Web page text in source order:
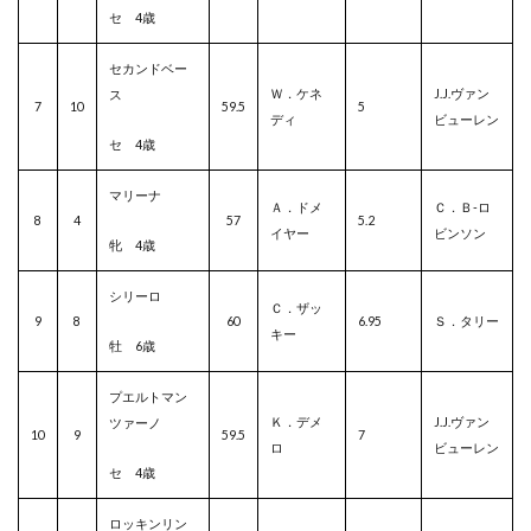
セ 4歳
7 10
セカンドベー
ス
セ 4歳
59.5
Ｗ．ケネ
ディ
5
J.J.ヴァン
ビューレン
8 4
マリーナ
牝 4歳
57
Ａ．ドメ
イヤー
5.2
Ｃ．Ｂ-ロ
ビンソン
9 8
シリーロ
牡 6歳
60
Ｃ．ザッ
キー
6.95 Ｓ．タリー
10 9
プエルトマン
ツァーノ
セ 4歳
59.5
Ｋ．デメ
ロ
7
J.J.ヴァン
ビューレン
ロッキンリン